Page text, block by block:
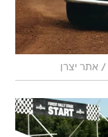
/ אתר יצרן